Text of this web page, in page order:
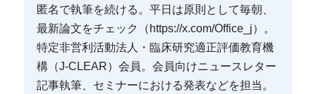
匿名で執筆を続ける。平日は原則として毎朝、
最新論文をチェック（https://x.com/Office_j）。
特定非営利活動法人・臨床研究適正評価教育機
構（J-CLEAR）会員。会員向けニュースレター
記事執筆、セミナーにおける発表などを担当。